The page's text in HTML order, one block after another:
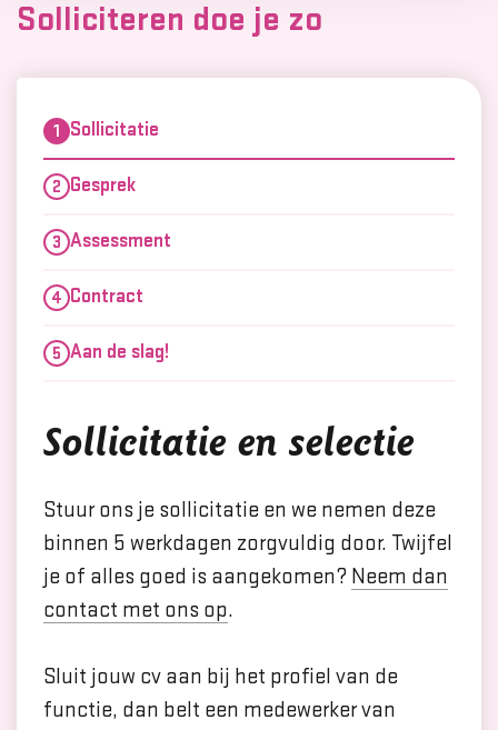
Solliciteren doe je zo
Sollicitatie
Gesprek
Assessment
Contract
Aan de slag!
Sollicitatie en selectie
Stuur ons je sollicitatie en we nemen deze
binnen 5 werkdagen zorgvuldig door. Twijfel
je of alles goed is aangekomen? Neem dan
contact met ons op.
Sluit jouw cv aan bij het profiel van de
functie, dan belt een medewerker van